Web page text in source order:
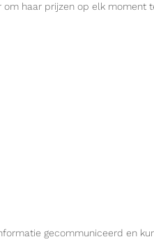
haar prijzen op elk moment
gecommuniceerd en